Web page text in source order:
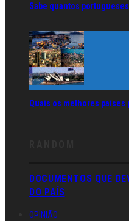
Sabe quantos
Quais os melhores países
DOCUMENTOS QUE
DO PAÍS
OPINIÃO